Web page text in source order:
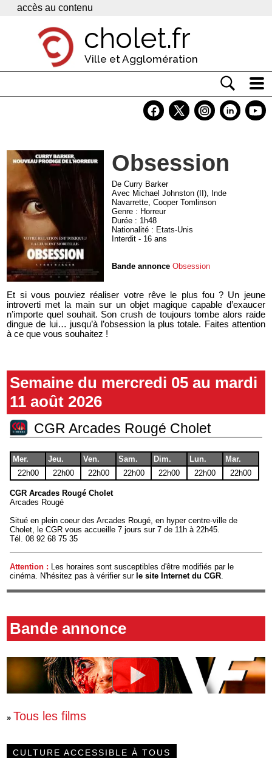
Panneau de gestion des cookies
accès au contenu
cholet.fr
Ville et Agglomération
Economie
Services
Contacts
Obsession
De Curry Barker
Avec Michael Johnston (II), Inde
Navarrette, Cooper Tomlinson
Genre : Horreur
Durée : 1h48
Nationalité : Etats-Unis
Interdit - 16 ans
Bande annonce Obsession
Et si vous pouviez réaliser votre rêve le plus fou ? Un jeune
introverti met la main sur un objet magique capable d’exaucer
n’importe quel souhait. Son crush de toujours tombe alors raide
dingue de lui… jusqu’à l’obsession la plus totale. Faites attention
à ce que vous souhaitez !
Semaine du mercredi 05 au mardi
11 août 2026
CGR Arcades Rougé Cholet
Mer. Jeu. Ven. Sam. Dim. Lun.
Mar.
22h00
22h00 22h00 22h00 22h00 22h00 22h00
CGR Arcades Rougé Cholet
Arcades Rougé
Situé en plein coeur des Arcades Rougé, en hyper centre-ville de
Cholet, le CGR vous accueille 7 jours sur 7 de 11h à 22h45.
Tél.08 92 68 75 35
Attention : Les horaires sont susceptibles d'être modifiés par le
cinéma. N'hésitez pas à vérifier surle site Internet du CGR
Bande annonce
» Tous les films
CULTURE ACCESSIBLE À TOUS